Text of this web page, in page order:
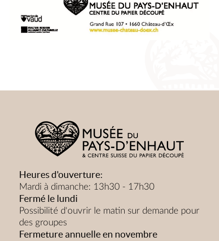
Heures d'ouverture:
Mardi à dimanche: 13h30 - 17h30
Fermé le lundi
Possibilité d'ouvrir le matin sur demande pour
des groupes
Fermeture annuelle en novembre